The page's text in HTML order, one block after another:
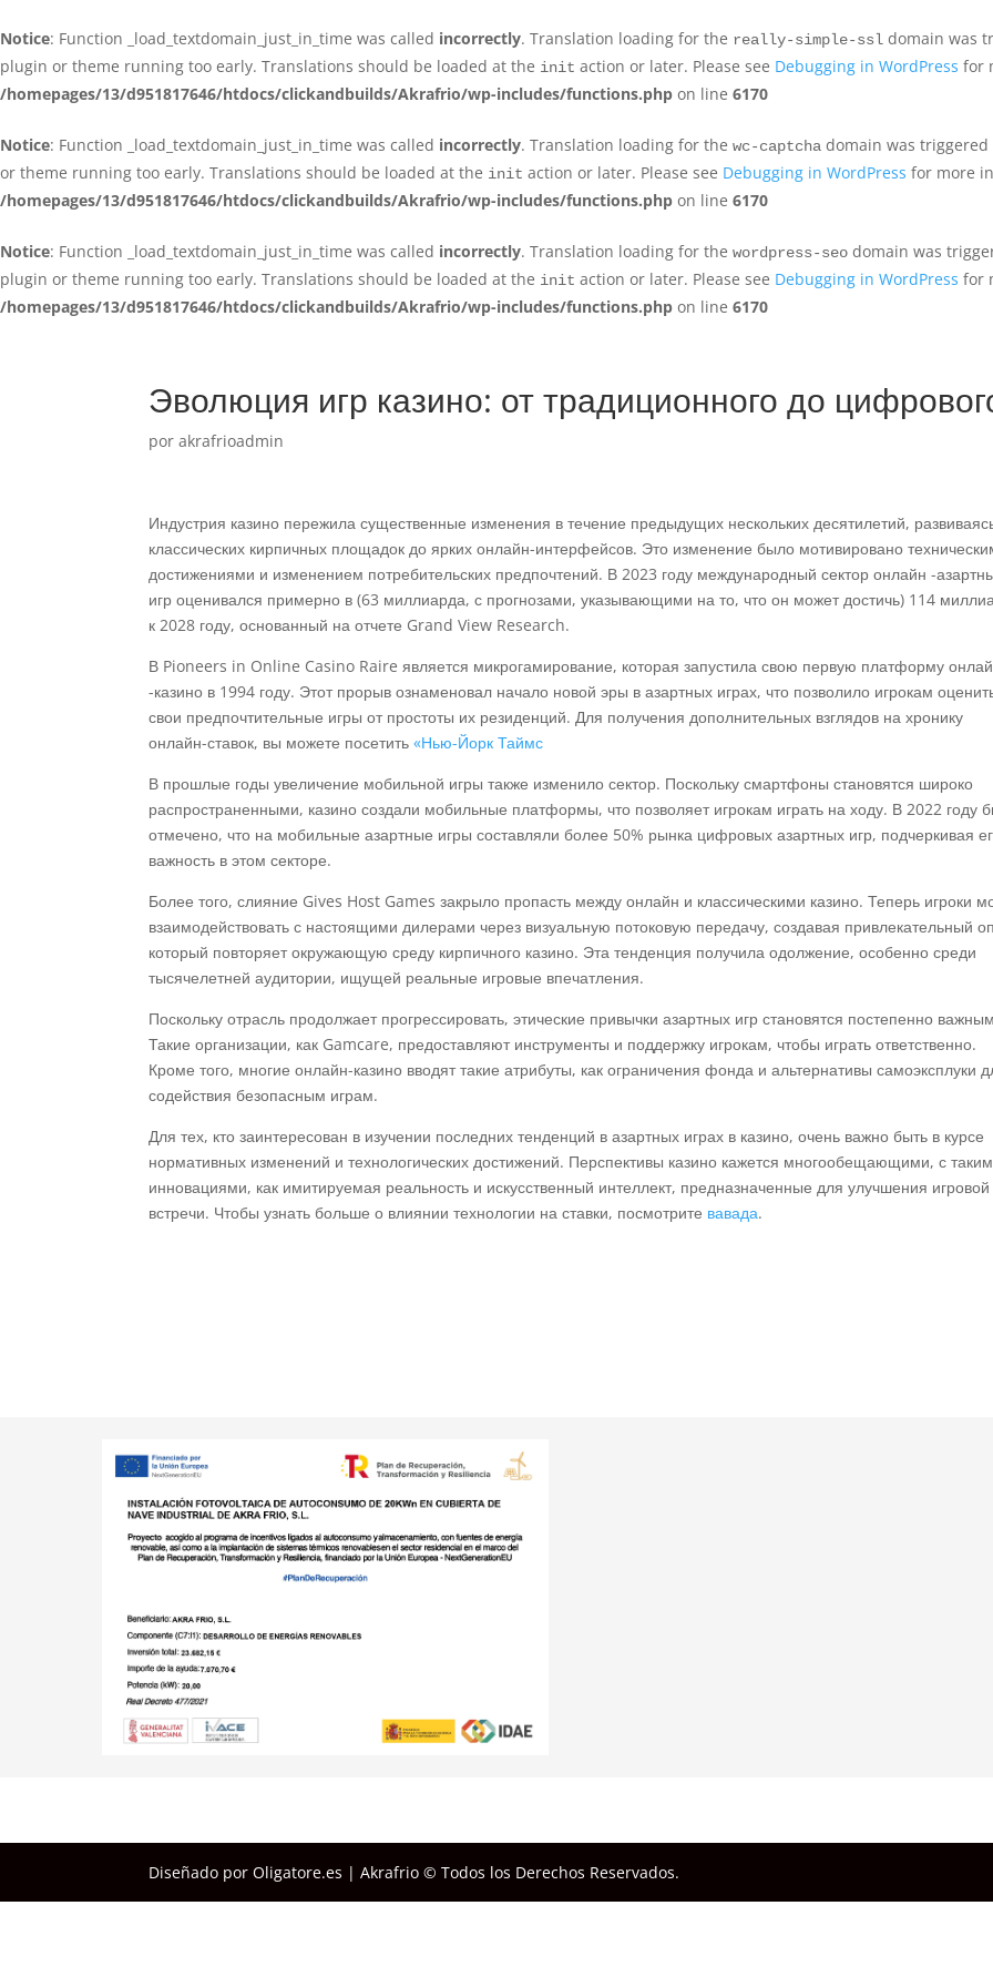
Notice: Function _load_textdomain_just_in_time was called incorrectly. Translation loading for the really-simple-ssl domain was
plugin or theme running too early. Translations should be loaded at the init action or later. Please see Debugging in WordPress for
/homepages/13/d951817646/htdocs/clickandbuilds/Akrafrio/wp-includes/functions.php on line 6170
Notice: Function _load_textdomain_just_in_time was called incorrectly. Translation loading for the wc-captcha domain was
or theme running too early. Translations should be loaded at the init action or later. Please see Debugging in WordPress for more
/homepages/13/d951817646/htdocs/clickandbuilds/Akrafrio/wp-includes/functions.php on line 6170
Notice: Function _load_textdomain_just_in_time was called incorrectly. Translation loading for the wordpress-seo domain was
plugin or theme running too early. Translations should be loaded at the init action or later. Please see Debugging in WordPress for
/homepages/13/d951817646/htdocs/clickandbuilds/Akrafrio/wp-includes/functions.php on line 6170
Эволюция игр казино: от традиционного до
porakrafrioadmin
Индустрия казино пережила существенные изменения в течение предыдущих нескольких десятилетий,
классических кирпичных площадок до ярких онлайн-интерфейсов. Это изменение было мотивировано
достижениями и изменением потребительских предпочтений. В 2023 году международный сектор онлайн -
игр оценивался примерно в(63 миллиарда, с прогнозами, указывающими на то, что он может достичь) 114
к 2028 году, основанный на отчете Grand View Research.
В Pioneers in Online Casino Raire является микрогамирование, которая запустила свою первую платформу
-казино в 1994 году. Этот прорыв ознаменовал начало новой эры в азартных играх, что позволило игрокам
свои предпочтительные игры от простоты их резиденций. Для получения дополнительных взглядов на хронику
онлайн-ставок, вы можете посетить«Нью-Йорк Таймс
В прошлые годы увеличение мобильной игры также изменило сектор. Поскольку смартфоны становятся широко
распространенными, казино создали мобильные платформы, что позволяет игрокам играть на ходу. В 2022 году
отмечено, что на мобильные азартные игры составляли более 50% рынка цифровых азартных игр, подчеркивая
важность в этом секторе.
Более того, слияние Gives Host Games закрыло пропасть между онлайн и классическими казино. Теперь игроки
взаимодействовать с настоящими дилерами через визуальную потоковую передачу, создавая привлекательный
который повторяет окружающую среду кирпичного казино. Эта тенденция получила одолжение, особенно среди
тысячелетней аудитории, ищущей реальные игровые впечатления.
Поскольку отрасль продолжает прогрессировать, этические привычки азартных игр становятся постепенно
Такие организации, как Gamcare, предоставляют инструменты и поддержку игрокам, чтобы играть ответственно.
Кроме того, многие онлайн-казино вводят такие атрибуты, как ограничения фонда и альтернативы самоэксплуки
содействия безопасным играм.
Для тех, кто заинтересован в изучении последних тенденций в азартных играх в казино, очень важно быть в курсе
нормативных изменений и технологических достижений. Перспективы казино кажется многообещающими, с
инновациями, как имитируемая реальность и искусственный интеллект, предназначенные для улучшения игровой
встречи. Чтобы узнать больше о влиянии технологии на ставки, посмотрите вавада.
Diseñado por Oligatore.es | Akrafrio © Todos los Derechos Reservados.